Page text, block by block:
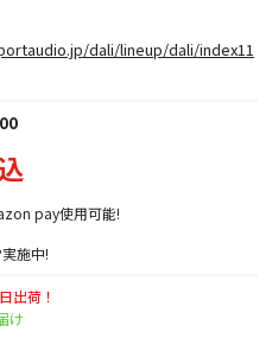
dali/lineup/dali/index11
pay使用可能!
施中!
出荷！
け